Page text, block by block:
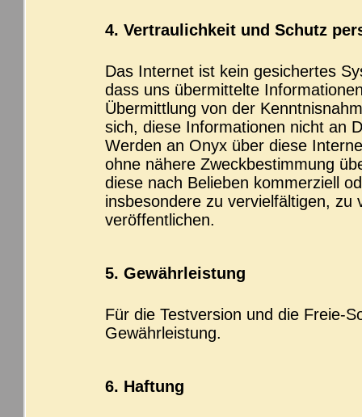
4. Vertraulichkeit und Schutz
Das Internet ist kein gesichertes
dass uns übermittelte
Übermittlung von der
sich, diese Informationen nicht an
Werden an Onyx über diese
ohne nähere Zweckbestimmung
diese nach Belieben kommerziell
insbesondere zu vervielfältigen,
veröffentlichen.
5. Gewährleistung
Für die Testversion und die Freie-
Gewährleistung.
6. Haftung